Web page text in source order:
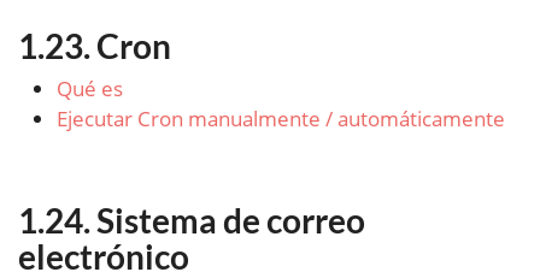
Cron
Qué es
Ejecutar Cron manualmente / automáticamente
Sistema de correo
electrónico